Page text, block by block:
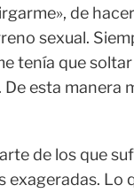
de
sexual.
tenía que
esta manera
de los que
Lo